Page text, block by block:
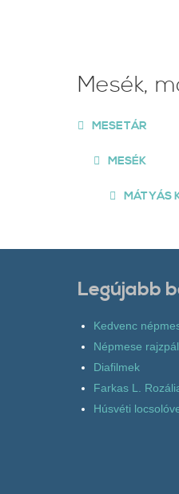
Mesék,
MESETÁR
MESÉK
MÁTYÁS
Legújabb
Kedvenc
Népmese
Diafilmek
Farkas L.
Húsvéti